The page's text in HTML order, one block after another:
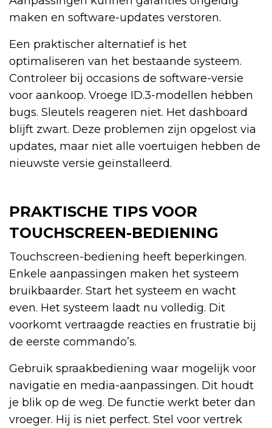
maken en software-updates verstoren.
Een praktischer alternatief is het
optimaliseren van het bestaande systeem.
Controleer bij occasions de software-versie
voor aankoop. Vroege ID.3-modellen hebben
bugs. Sleutels reageren niet. Het dashboard
blijft zwart. Deze problemen zijn opgelost via
updates, maar niet alle voertuigen hebben de
nieuwste versie geïnstalleerd.
PRAKTISCHE TIPS VOOR
TOUCHSCREEN-BEDIENING
Touchscreen-bediening heeft beperkingen.
Enkele aanpassingen maken het systeem
bruikbaarder. Start het systeem en wacht
even. Het systeem laadt nu volledig. Dit
voorkomt vertraagde reacties en frustratie bij
de eerste commando’s.
Gebruik spraakbediening waar mogelijk voor
navigatie en media-aanpassingen. Dit houdt
je blik op de weg. De functie werkt beter dan
vroeger. Hij is niet perfect. Stel voor vertrek